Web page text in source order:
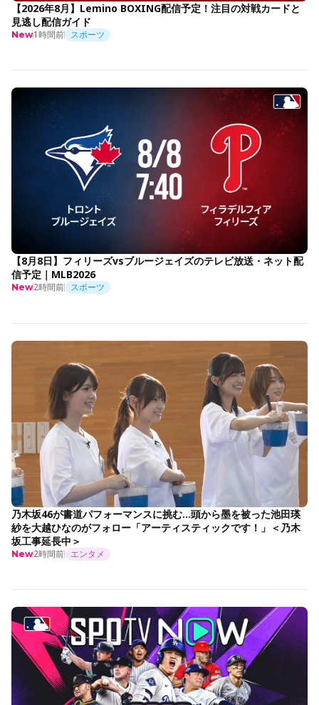
【2026年8月】Lemino BOXING配信予定！注目の対戦カードと
見逃し配信ガイド
New1時間前 スポーツ
【8月8日】フィリーズvsブルージェイズのテレビ放送・ネット配
信予定｜MLB2026
New2時間前 スポーツ
乃木坂46が書道パフォーマンスに挑む…頭から墨を被った池田瑛
紗を大越ひなのがフォロー「アーティスティックです！」＜乃木
坂工事延長中＞
New2時間前 エンタメ